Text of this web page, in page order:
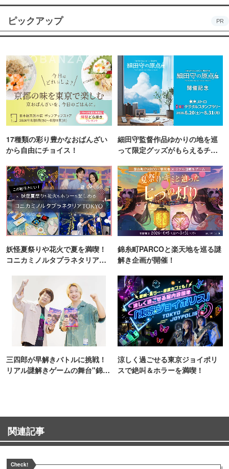
ピックアップ PR
17種類の彩り豊かなおばんざい
から自由にチョイス！
細田守監督作品ゆかりの地を巡
って限定グッズがもらえるチャ
妖怪夏祭りや花火で夏を満喫！
コニカミノルタプラネタリア
錦糸町PARCOと楽天地を巡る謎
解き企画が開催！
三四郎が早解きバトルに挑戦！
リアル謎解きゲームの舞台"錦糸
涼しく過ごせる東京ジョイポリ
スで絶叫＆ホラーを満喫！
関連記事
Check!